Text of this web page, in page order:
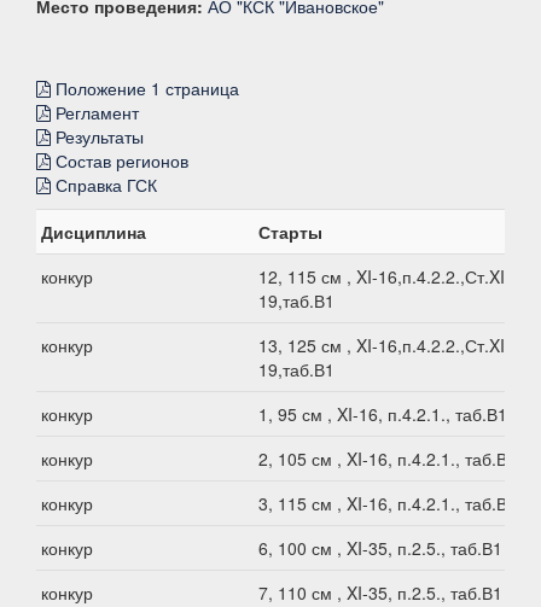
Место проведения: АО "КСК "Ивановское"
Положение 1 страница
Регламент
Результаты
Состав регионов
Справка ГСК
Дисциплина
Старты
конкур
12, 115 см , XI-16,п.4.2.2.,Ст.XI-
19,таб.В1
конкур
13, 125 см , XI-16,п.4.2.2.,Ст.XI-
19,таб.В1
конкур
1, 95 см , XI-16, п.4.2.1., таб.В1
конкур
2, 105 см , XI-16, п.4.2.1., таб.В1
конкур
3, 115 см , XI-16, п.4.2.1., таб.В1
конкур
6, 100 см , XI-35, п.2.5., таб.В1
конкур
7, 110 см , XI-35, п.2.5., таб.В1